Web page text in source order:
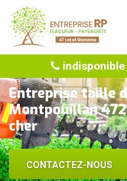
indisponible
Entreprise taille
Montpouillan
cher
CONTACTEZ-NOUS